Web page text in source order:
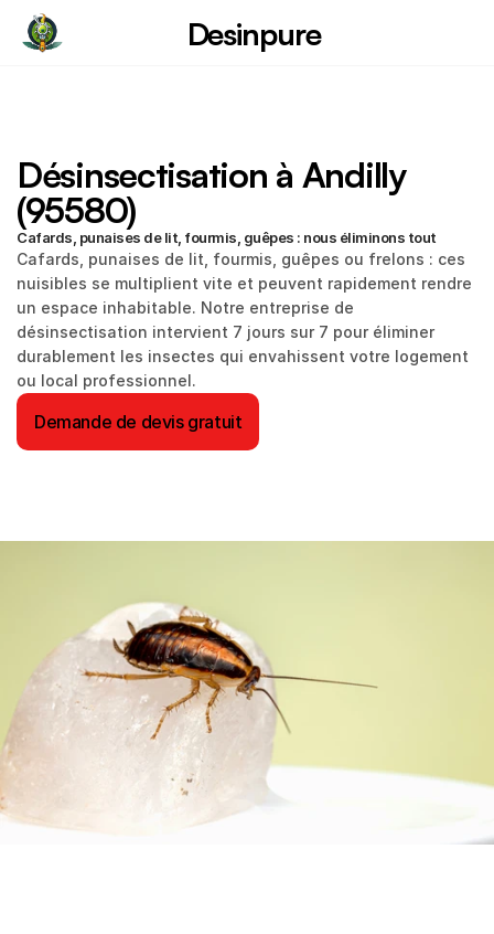
Desinpure
Désinsectisation à Andilly
(95580)
Cafards, punaises de lit, fourmis, guêpes : nous éliminons tout
Cafards, punaises de lit, fourmis, guêpes ou frelons : ces
nuisibles se multiplient vite et peuvent rapidement rendre
un espace inhabitable. Notre entreprise de
désinsectisation intervient 7 jours sur 7 pour éliminer
durablement les insectes qui envahissent votre logement
ou local professionnel.
Demande de devis gratuit